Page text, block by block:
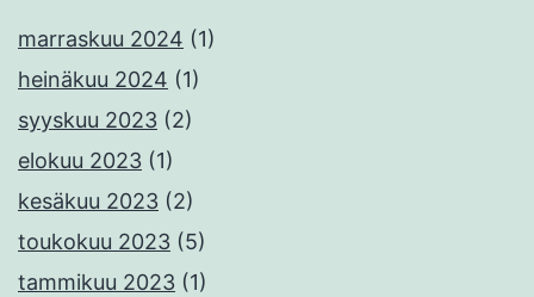
marraskuu 2024 (1)
heinäkuu 2024 (1)
syyskuu 2023 (2)
elokuu 2023 (1)
kesäkuu 2023 (2)
toukokuu 2023 (5)
tammikuu 2023 (1)